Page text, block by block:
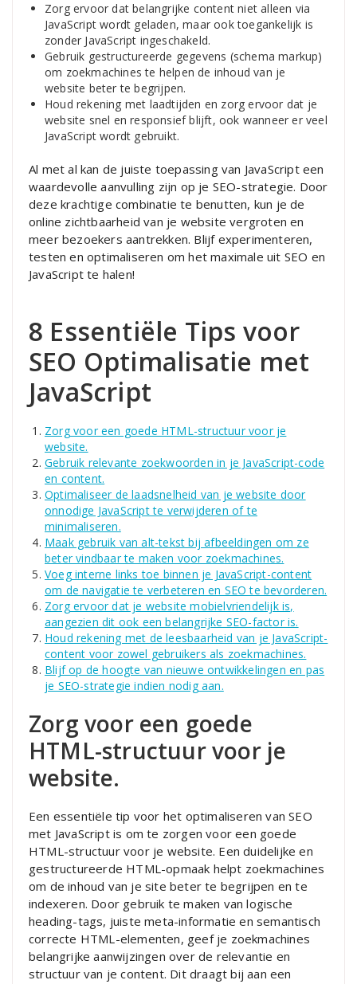
Zorg ervoor dat belangrijke content niet alleen via
JavaScript wordt geladen, maar ook toegankelijk is
zonder JavaScript ingeschakeld.
Gebruik gestructureerde gegevens (schema markup)
om zoekmachines te helpen de inhoud van je
website beter te begrijpen.
Houd rekening met laadtijden en zorg ervoor dat je
website snel en responsief blijft, ook wanneer er veel
JavaScript wordt gebruikt.
Al met al kan de juiste toepassing van JavaScript een
waardevolle aanvulling zijn op je SEO-strategie. Door
deze krachtige combinatie te benutten, kun je de
online zichtbaarheid van je website vergroten en
meer bezoekers aantrekken. Blijf experimenteren,
testen en optimaliseren om het maximale uit SEO en
JavaScript te halen!
8 Essentiële Tips voor
SEO Optimalisatie met
JavaScript
Zorg voor een goede HTML-structuur voor je
website.
Gebruik relevante zoekwoorden in je JavaScript-code
en content.
Optimaliseer de laadsnelheid van je website door
onnodige JavaScript te verwijderen of te
minimaliseren.
Maak gebruik van alt-tekst bij afbeeldingen om ze
beter vindbaar te maken voor zoekmachines.
Voeg interne links toe binnen je JavaScript-content
om de navigatie te verbeteren en SEO te bevorderen.
Zorg ervoor dat je website mobielvriendelijk is,
aangezien dit ook een belangrijke SEO-factor is.
Houd rekening met de leesbaarheid van je JavaScript-
content voor zowel gebruikers als zoekmachines.
Blijf op de hoogte van nieuwe ontwikkelingen en pas
je SEO-strategie indien nodig aan.
Zorg voor een goede
HTML-structuur voor je
website.
Een essentiële tip voor het optimaliseren van SEO
met JavaScript is om te zorgen voor een goede
HTML-structuur voor je website. Een duidelijke en
gestructureerde HTML-opmaak helpt zoekmachines
om de inhoud van je site beter te begrijpen en te
indexeren. Door gebruik te maken van logische
heading-tags, juiste meta-informatie en semantisch
correcte HTML-elementen, geef je zoekmachines
belangrijke aanwijzingen over de relevantie en
structuur van je content. Dit draagt bij aan een